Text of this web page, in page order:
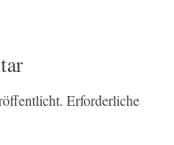
Erforderliche